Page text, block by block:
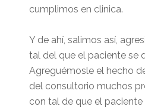
cumplimos en clinica.
Y de ahí, salimos así,
tal del que el paciente se
Agreguémosle el hecho
del consultorio muchos
con tal de que el paciente